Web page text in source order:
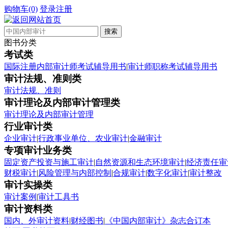
购物车(0) 登录注册
图书分类
考试类
国际注册内部审计师考试辅导用书|审计师职称考试辅导用书
审计法规、准则类
审计法规、准则
审计理论及内部审计管理类
审计理论及内部审计管理
行业审计类
企业审计|行政事业单位、农业审计|金融审计
专项审计业务类
固定资产投资与施工审计|自然资源和生态环境审计|经济责任
财税审计|风险管理与内部控制 |合规审计|数字化审计|审计整改
审计实操类
审计案例 |审计工具书
审计资料类
国内、外审计资料|财经图书| 《中国内部审计》杂志合订本